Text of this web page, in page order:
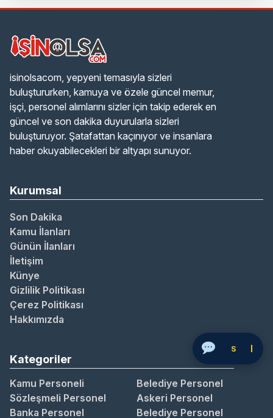
isinolsacom, yepyeni temasıyla sizleri
buluştururken, kamuya ve özele güncel memur,
işçi, personel alımlarını sizler için takip ederek en
güncel ve son dakika duyurularla sizleri
buluşturuyor. Şatafattan kaçınıyor ve insanlara
haber okuyabilecekleri bir altyapı sunuyor.
Kurumsal
Son Dakika
Kamu İlanları
Günün İlanları
İletişim
Künye
Gizlilik Politikası
Çerez Politikası
Hakkımızda
Kategoriler
Kamu Personeli
Belediye Personel
Sözleşmeli Personel
Askeri Personel
Banka Personel
Belediye Personel
Soru Sor